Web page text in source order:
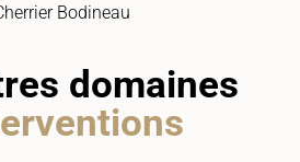
Bodineau
domaines